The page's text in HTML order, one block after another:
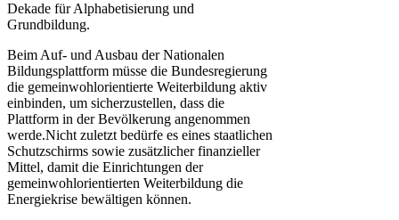
Dekade für Alphabetisierung und
Grundbildung.
Beim Auf- und Ausbau der Nationalen
Bildungsplattform müsse die Bundesregierung
die gemeinwohlorientierte Weiterbildung aktiv
einbinden, um sicherzustellen, dass die
Plattform in der Bevölkerung angenommen
werde.Nicht zuletzt bedürfe es eines staatlichen
Schutzschirms sowie zusätzlicher finanzieller
Mittel, damit die Einrichtungen der
gemeinwohlorientierten Weiterbildung die
Energiekrise bewältigen können.